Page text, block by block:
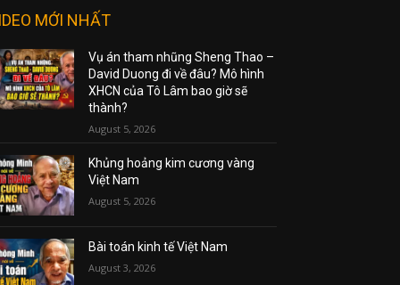
MỚI NHẤT
Vụ án tham nhũng Sheng Thao –
David Duong đi về đâu? Mô hình
XHCN của Tô Lâm bao giờ sẽ
thành?
August 5, 2026
Khủng hoảng kim cương vàng
Việt Nam
August 5, 2026
Bài toán kinh tế Việt Nam
August 3, 2026